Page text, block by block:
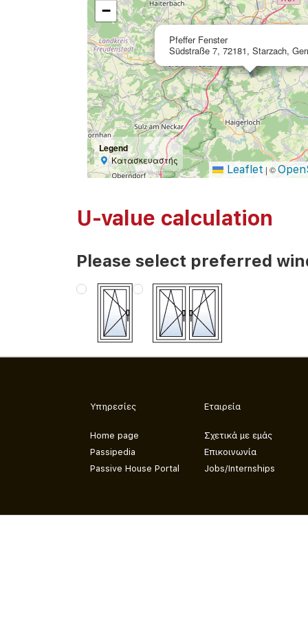
Pfeffer Fenster
Südstraße 7, 72181, Starzach,
−
Legend
Κατασκευαστής
Leaflet | ©
U-value calculation
Please select preferred
Υπηρεσίες
Home page
Passipedia
Passive House Portal
Εταιρεία
Σχετικά με εμάς
Επικοινωνία
Jobs/Internships